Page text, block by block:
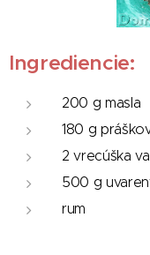
Ingrediencie:
200 g masla
180 g
2 vrecúška
500 g
rum